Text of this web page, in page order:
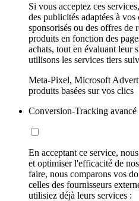
Si vous acceptez ces
des publicités adaptées à
sponsorisés ou des offres de
produits en fonction des
achats, tout en évaluant leur
utilisons les services tiers
Meta-Pixel, Microsoft
produits basées sur vos clics
Conversion-Tracking avancé
En acceptant ce service,
et optimiser l'efficacité de
faire, nous comparons vos
celles des fournisseurs
utilisiez déjà leurs services :